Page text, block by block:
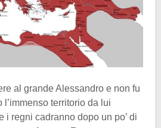
al grande Alessandro e non fu
territorio da lui
i regni cadranno dopo un po’ di